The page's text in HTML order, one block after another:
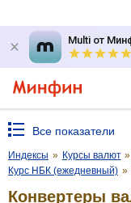
Multi от
Все показатели
Индексы » Курсы валют »
Курс НБК (ежедневный) »
Конвертеры